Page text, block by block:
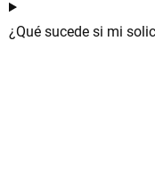
¿Qué sucede si mi